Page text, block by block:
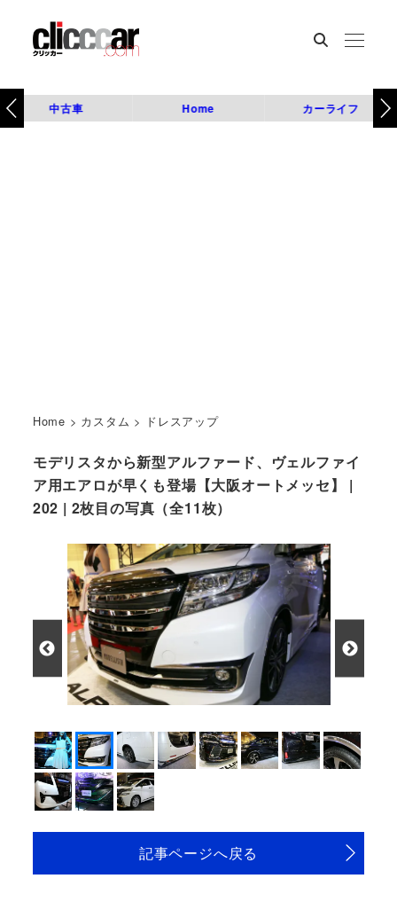
中古車 Home カーライフ
Home > カスタム > ドレスアップ
モデリスタから新型アルファード、ヴェルファイ
ア用エアロが早くも登場【大阪オートメッセ】 |
202 | 2枚目の写真（全11枚）
記事ページへ戻る